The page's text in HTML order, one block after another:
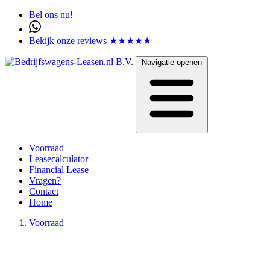
Bel ons nu!
Bekijk onze reviews ★★★★★
Navigatie openen
Voorraad
Leasecalculator
Financial Lease
Vragen?
Contact
Home
Voorraad